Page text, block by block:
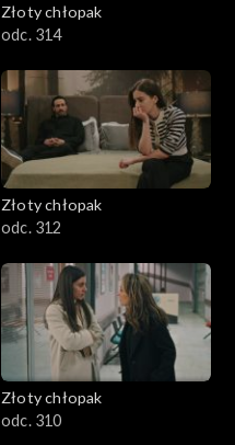
Złoty chłopak
odc. 314
Złoty chłopak
odc. 312
Złoty chłopak
odc. 310